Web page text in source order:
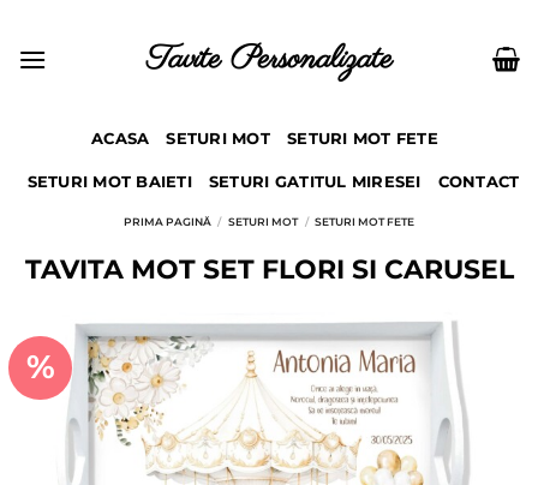
content
Tavite Personalizate
ACASA SETURI MOT SETURI MOT FETE
SETURI MOT BAIETI SETURI GATITUL MIRESEI CONTACT
PRIMA PAGINĂ / SETURI MOT / SETURI MOT FETE
TAVITA MOT SET FLORI SI CARUSEL
%